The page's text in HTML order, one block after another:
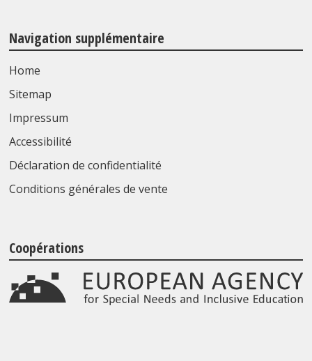
Navigation supplémentaire
Home
Sitemap
Impressum
Accessibilité
Déclaration de confidentialité
Conditions générales de vente
Coopérations